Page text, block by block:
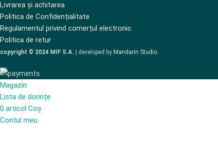
Livrarea și achitarea
Politica de Confidențialitate
Regulamentul privind comerțul electronic
Politica de retur
copyright © 2024 MIF S.A. | developed by Mandarin Studio.
Magazin
Lista de dorințe
0 articol Coș
Contul meu